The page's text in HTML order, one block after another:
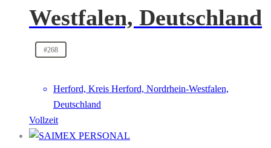
Westfalen, Deutschland
#268
Herford, Kreis Herford, Nordrhein-Westfalen,
Deutschland
Vollzeit